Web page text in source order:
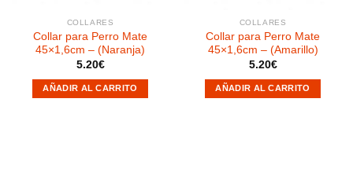
COLLARES
Collar para Perro Mate
45×1,6cm – (Naranja)
5.20€
AÑADIR AL CARRITO
COLLARES
Collar para Perro Mate
45×1,6cm – (Amarillo)
5.20€
AÑADIR AL CARRITO